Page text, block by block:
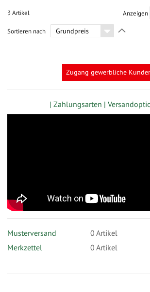
3 Artikel Anzeigen
Sortieren nach
Zugang gewerbliche
| Zahlungsarten |
Musterversand 0 Artikel
Merkzettel
0 Artikel